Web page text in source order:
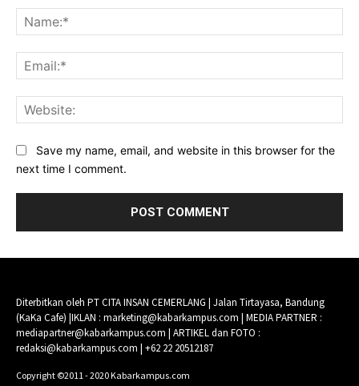
Save my name, email, and website in this browser for the
next time I comment.
Diterbitkan oleh PT CITA INSAN CEMERLANG | Jalan Tirtayasa, Bandung
(KaKa Cafe) |IKLAN : marketing@kabarkampus.com | MEDIA PARTNER :
mediapartner@kabarkampus.com | ARTIKEL dan FOTO :
redaksi@kabarkampus.com | +62 22 20512187
Copyright ©2011 - 2020 Kabarkampus.com